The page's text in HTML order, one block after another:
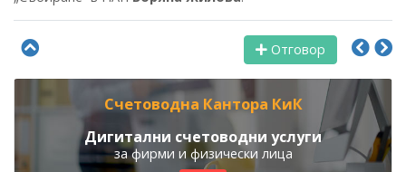
Отговор
Счетоводна Кантора КиК
Дигитални счетоводни услуги
за фирми и физически лица